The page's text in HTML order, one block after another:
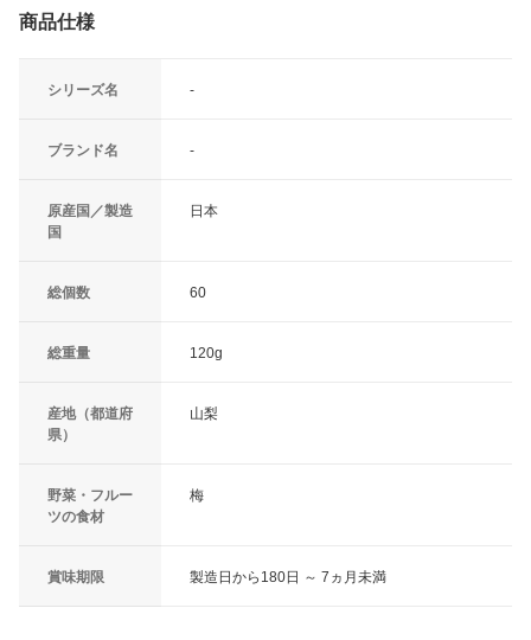
商品仕様
シリーズ名 -
ブランド名 -
原産国／製造
国
日本
総個数 60
総重量 120g
産地（都道府
県）
山梨
野菜・フルー
ツの食材
梅
賞味期限 製造日から180日 ～ 7ヵ月未満